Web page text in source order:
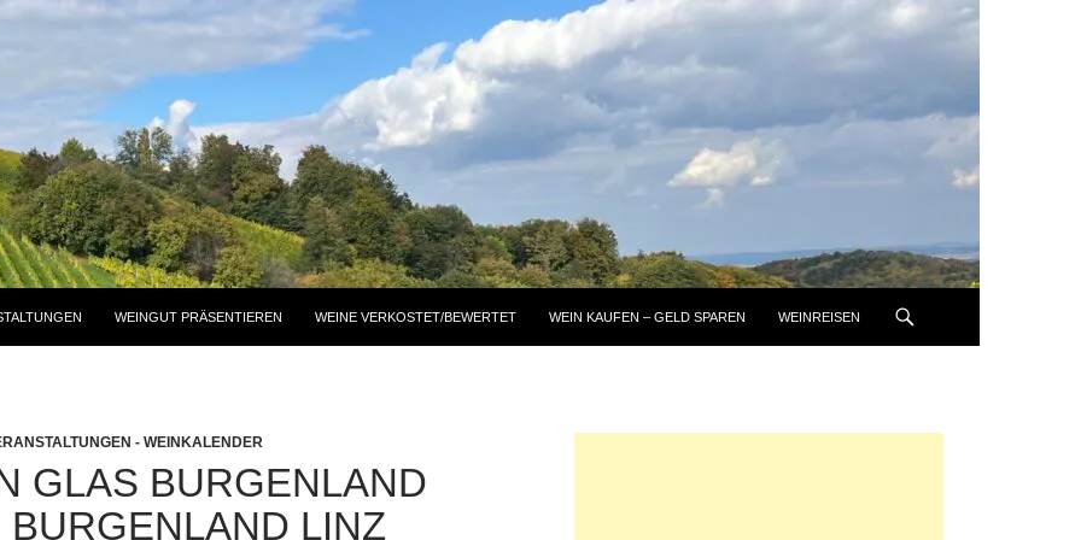
WEINGUT PRÄSENTIEREN WEINE VERKOSTET/BEWERTET WEIN KAUFEN – GELD SPAREN WEINREISEN
- WEINKALENDER
GLAS BURGENLAND
BURGENLAND LINZ